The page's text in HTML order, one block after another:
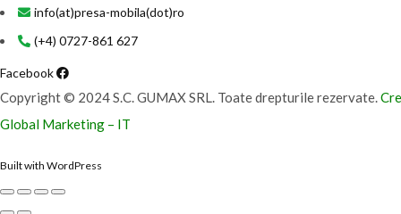
info(at)presa-mobila(dot)ro
(+4) 0727-861 627
Facebook
Copyright © 2024 S.C. GUMAX SRL. Toate drepturile rezervate.
Global Marketing – IT
Built with WordPress